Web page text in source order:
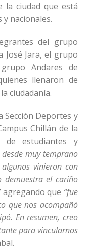
la ciudad que está
y nacionales.
del grupo
José Jara, el grupo
Andares de
llenaron de
ciudadanía.
Sección Deportes y
Chillán de la
de estudiantes y
desde muy temprano
vinieron con
demuestra el cariño
agregando que “fue
que nos acompañó
En resumen, creo
para vincularnos